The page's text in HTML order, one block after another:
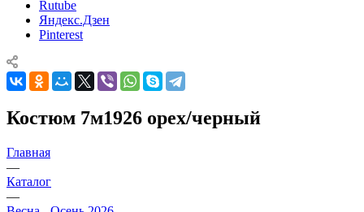
Rutube
Яндекс.Дзен
Pinterest
Костюм 7м1926 орех/черный
Главная
—
Каталог
—